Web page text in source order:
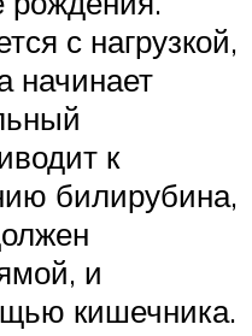
с нагрузкой,
начинает
к
билирубина,
и
кишечника.